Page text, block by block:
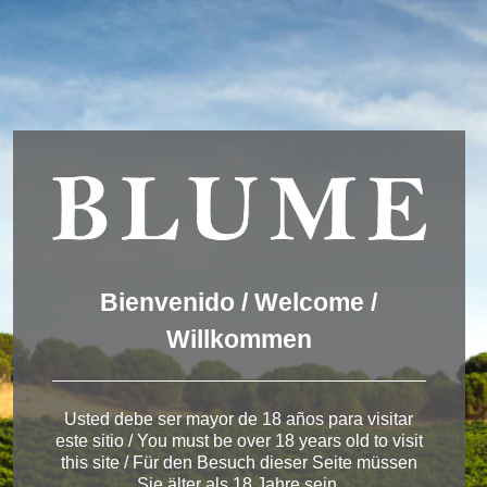
DEUTSCH
ESPAÑOL
Duero
< Winery in Ribera del Duero
Wir verwenden Cookies, um dir die bestmögliche Erfahrung auf
unserer Website zu bieten.
You can find out more about which cookies we are using or
Bienvenido / Welcome /
Willkommen
Usted debe ser mayor de 18 años para visitar
este sitio / You must be over 18 years old to visit
this site / Für den Besuch dieser Seite müssen